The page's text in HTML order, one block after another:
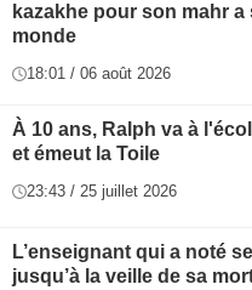
kazakhe pour son mahr
monde
18:01 / 06 août 2026
À 10 ans, Ralph va à
et émeut la Toile
23:43 / 25 juillet 2026
L’enseignant qui a noté
jusqu’à la veille de sa